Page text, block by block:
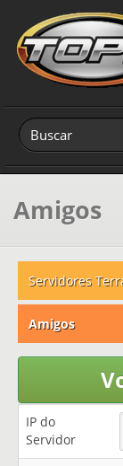
Amigos
Servidores
Amigos
IP do
Servidor